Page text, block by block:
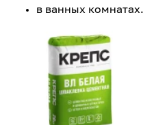
в ванных комнатах.